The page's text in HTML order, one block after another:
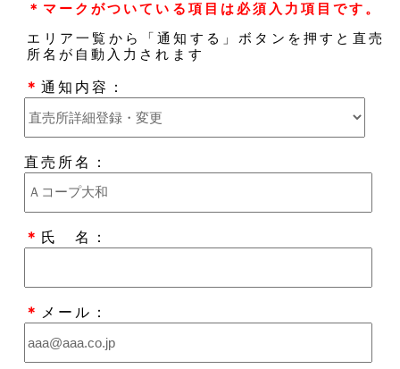
＊マークがついている項目は必須入力項目です。
エリア一覧から「通知する」ボタンを押すと直売
所名が自動入力されます
＊通知内容：
直売所名：
＊ 氏 名：
＊ メール：